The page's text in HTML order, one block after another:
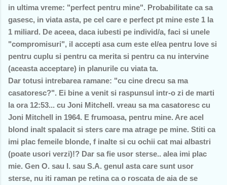
in ultima vreme: "perfect pentru mine". Probabilitate ca sa
gasesc, in viata asta, pe cel care e perfect pt mine este 1 la
1 miliard. De aceea, daca iubesti pe individ/a, faci si unele
"compromisuri", il accepti asa cum este el/ea pentru love si
pentru cuplu si pentru ca merita si pentru ca nu intervine
(aceasta acceptare) in planurile cu viata ta.
Dar totusi intrebarea ramane: "cu cine drecu sa ma
casatoresc?". Ei bine a venit si raspunsul intr-o zi de marti
la ora 12:53... cu Joni Mitchell. vreau sa ma casatoresc cu
Joni Mitchell in 1964. E frumoasa, pentru mine. Are acel
blond inalt spalacit si sters care ma atrage pe mine. Stiti ca
imi plac femeile blonde, f inalte si cu ochii cat mai albastri
(poate usori verzi)!? Dar sa fie usor sterse.. alea imi plac
mie. Gen O. sau I. sau S.A. genul asta care sunt usor
sterse, nu iti raman pe retina ca o roscata de aia de se